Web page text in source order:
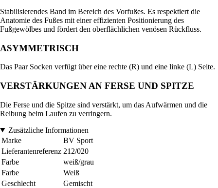
Stabilisierendes Band im Bereich des Vorfußes. Es respektiert die
Anatomie des Fußes mit einer effizienten Positionierung des
Fußgewölbes und fördert den oberflächlichen venösen Rückfluss.
ASYMMETRISCH
Das Paar Socken verfügt über eine rechte (R) und eine linke (L) Seite.
VERSTÄRKUNGEN AN FERSE UND SPITZE
Die Ferse und die Spitze sind verstärkt, um das Aufwärmen und die
Reibung beim Laufen zu verringern.
Zusätzliche Informationen
Marke
BV Sport
Lieferantenreferenz 212/020
Farbe
weiß/grau
Farbe
Weiß
Geschlecht
Gemischt